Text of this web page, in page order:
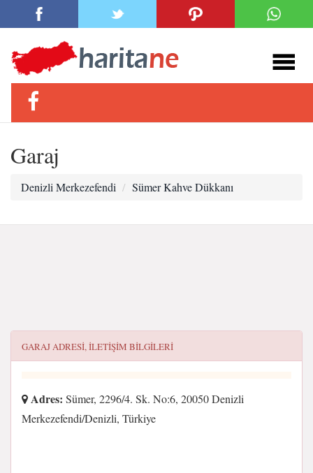
Garaj
Denizli Merkezefendi Sümer Kahve Dükkanı
GARAJADRESI, ILETIŞIM BILGILERI
Adres: Sümer, 2296/4. Sk. No:6, 20050 Denizli
Merkezefendi/Denizli, Türkiye